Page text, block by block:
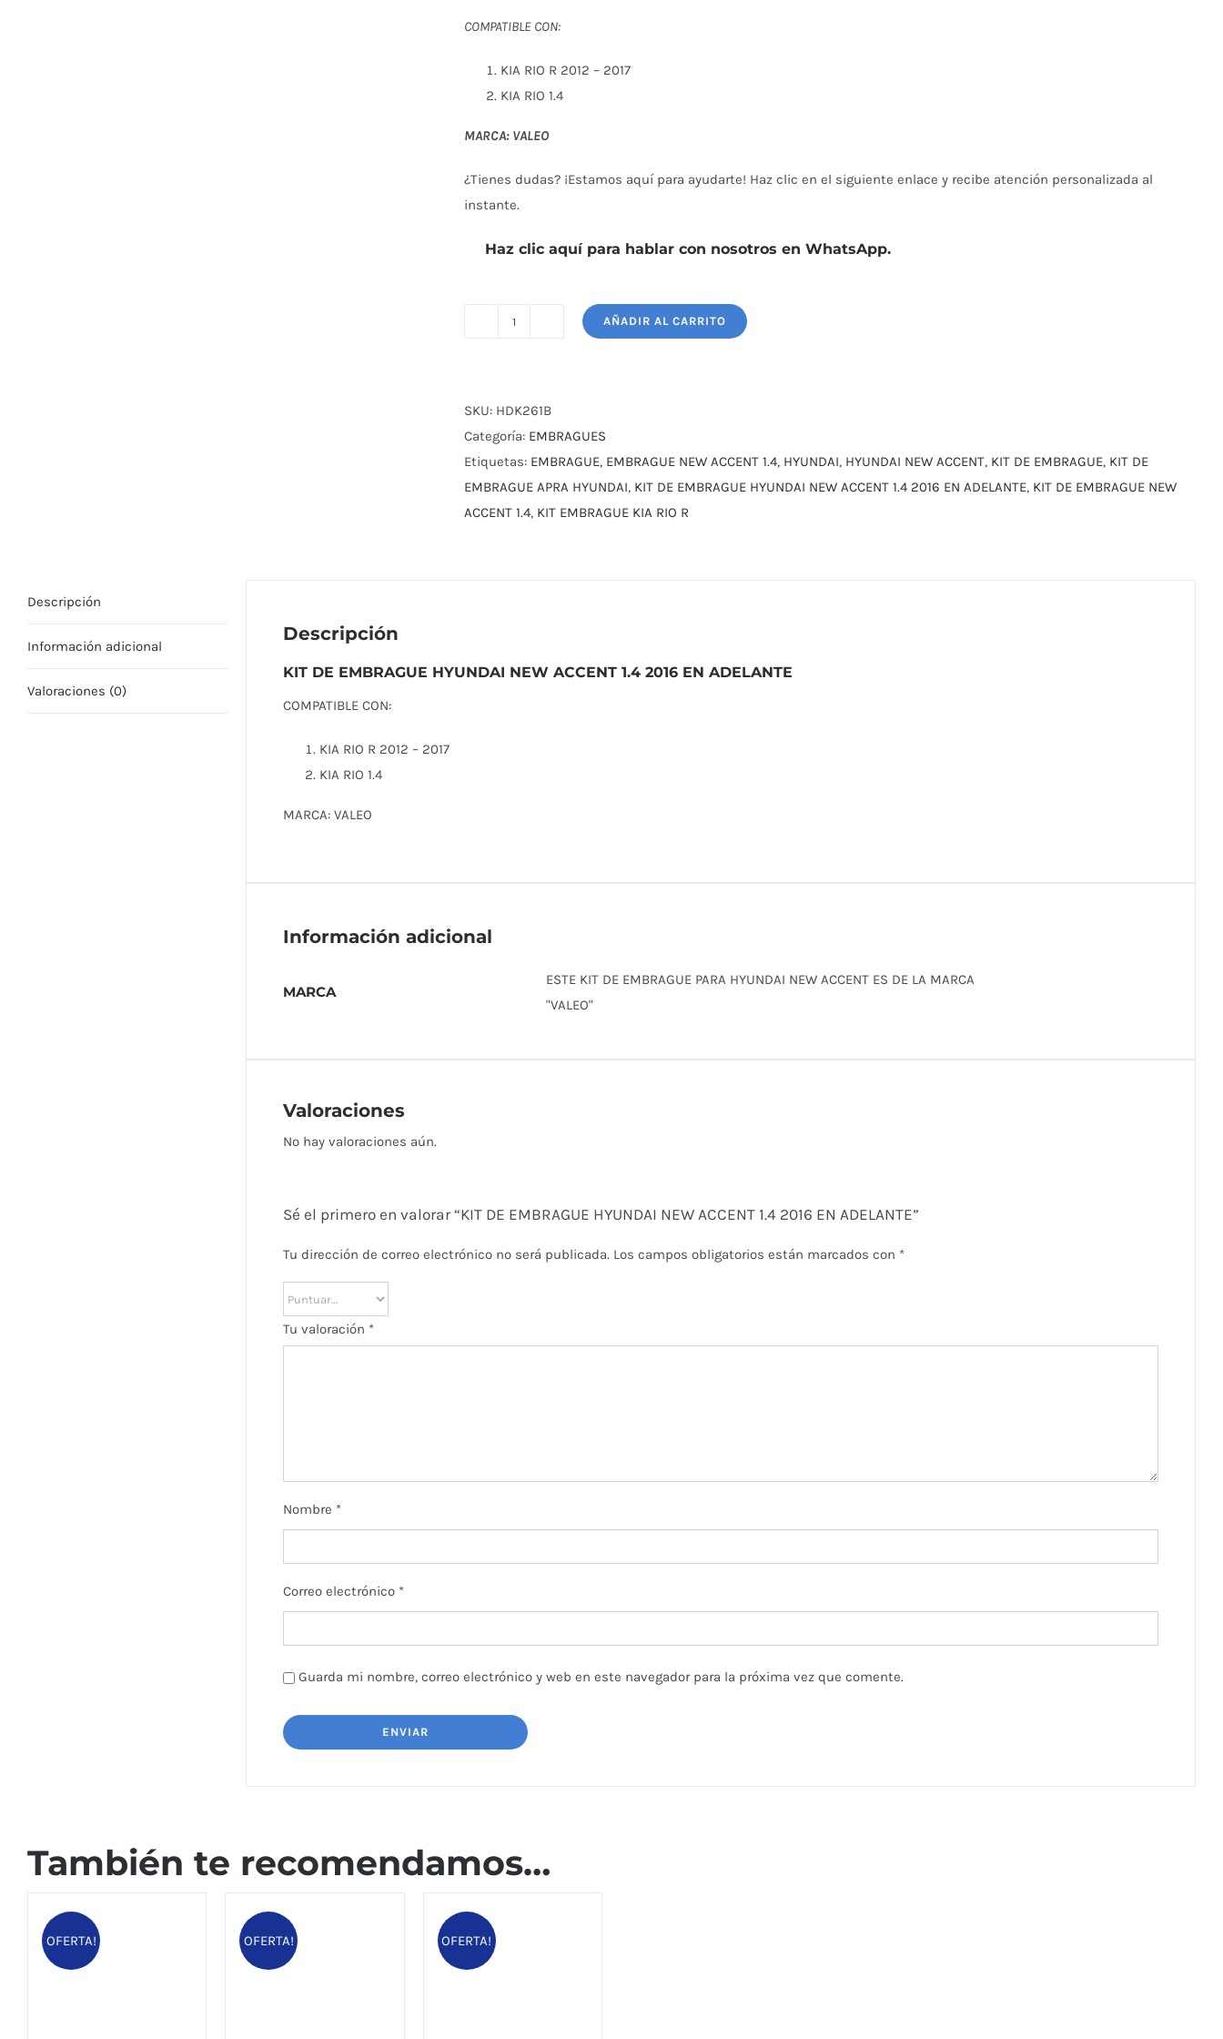
$ 133,00.
COMPATIBLE CON:
KIA RIO R 2012 – 2017
KIA RIO 1.4
MARCA: VALEO
¿Tienes dudas? ¡Estamos aquí para ayudarte! Haz clic en el siguiente enlace y recibe atención personalizada al
instante.
Haz clic aquí para hablar con nosotros en WhatsApp.
HYUNDAI
NEW
ACCENT
1.4
2016
AÑADIR AL CARRITO
SKU: HDK261B
Categoría: EMBRAGUES
Etiquetas: EMBRAGUE, EMBRAGUE NEW ACCENT 1.4, HYUNDAI, HYUNDAI NEW ACCENT, KIT DE EMBRAGUE, KIT DE
EMBRAGUE APRA HYUNDAI, KIT DE EMBRAGUE HYUNDAI NEW ACCENT 1.4 2016 EN ADELANTE, KIT DE EMBRAGUE NEW
ACCENT 1.4, KIT EMBRAGUE KIA RIO R
Descripción
Información adicional
Valoraciones (0)
Descripción
KIT DE EMBRAGUE HYUNDAI NEW ACCENT 1.4 2016 EN ADELANTE
COMPATIBLE CON:
KIA RIO R 2012 – 2017
KIA RIO 1.4
MARCA: VALEO
Información adicional
MARCA
ESTE KIT DE EMBRAGUE PARA HYUNDAI NEW ACCENT ES DE LA MARCA
"VALEO"
Valoraciones
No hay valoraciones aún.
Sé el primero en valorar “KIT DE EMBRAGUE HYUNDAI NEW ACCENT 1.4 2016 EN ADELANTE”
Tu dirección de correo electrónico no será publicada. Los campos obligatorios están marcados con *
Tu valoración *
Nombre *
Correo electrónico *
Guarda mi nombre, correo electrónico y web en este navegador para la próxima vez que comente.
También te recomendamos…
OFERTA! OFERTA! OFERTA!